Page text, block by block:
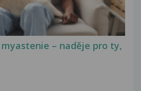
– naděje pro ty,